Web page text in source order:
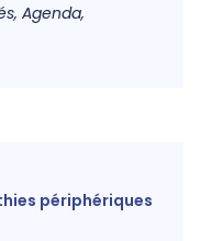
, Agenda,
périphériques